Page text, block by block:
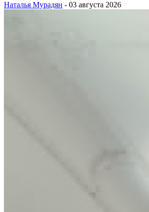
Наталья Мурадян - 03 августа 2026